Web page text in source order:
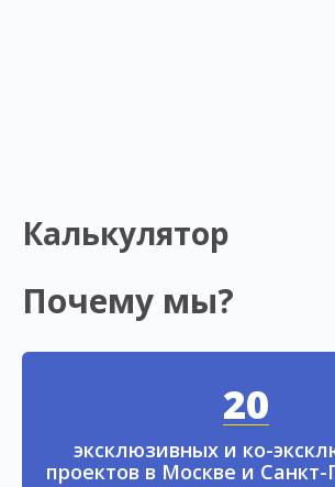
Калькулятор
Почему мы?
20
эксклюзивных и ко-
проектов в Москве и Санкт-